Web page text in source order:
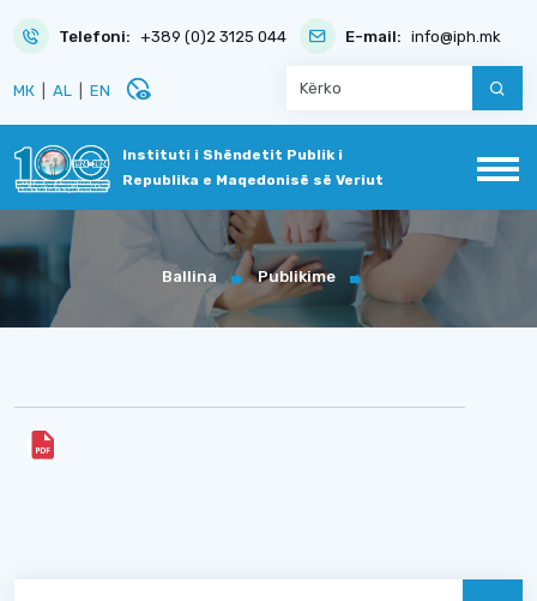
Telefoni: +389 (0)2 3125 044 E-mail: info@iph.mk
МК AL EN disabled_visible
Instituti i Shëndetit Publik i
Republika e Maqedonisë së Veriut
Ballina Publikime